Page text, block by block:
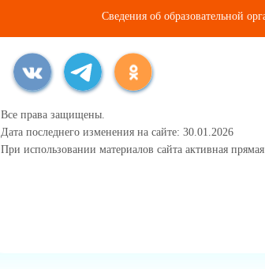
Сведения об образовательной
Все права защищены.
Дата последнего изменения на сайте: 30.01.2026
При использовании материалов сайта активная